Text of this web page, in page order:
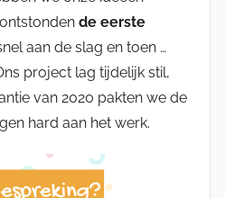
de eerste
aan de slag en toen …
project lag tijdelijk stil,
van 2020 pakten we de
hard aan het werk.